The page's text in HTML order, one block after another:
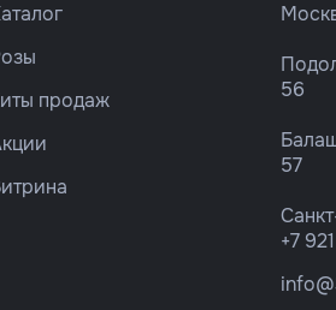
продаж
56
57
+7